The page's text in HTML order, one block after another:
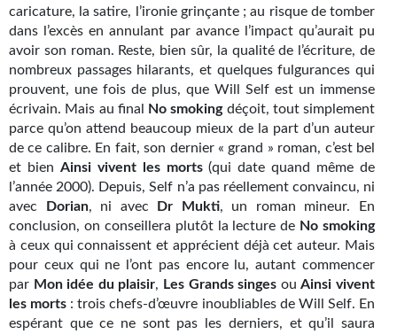
À paraître
Revue de presse
Récompenses
Newsletter
Le Bélial' sur Youtube
LE BLOG BIFROST
Tous les articles
La Bibliothèque orbitale
Journal d'un homme des bois
caricature, la satire, l’ironie grinçante ; au risque de tomber
dans l’excès en annulant par avance l’impact qu’aurait pu
avoir son roman. Reste, bien sûr, la qualité de l’écriture, de
nombreux passages hilarants, et quelques fulgurances qui
prouvent, une fois de plus, que Will Self est un immense
écrivain. Mais au final
No smokingdéçoit, tout simplement
parce qu’on attend beaucoup mieux de la part d’un auteur
de ce calibre. En fait, son dernier « grand » roman, c’est bel
et bien Ainsi vivent les morts(qui date quand même de
l’année 2000). Depuis, Self n’a pas réellement convaincu, ni
avec
Dorian, ni avec Dr Mukti, un roman mineur. En
conclusion, on conseillera plutôt la lecture de No smoking
à ceux qui connaissent et apprécient déjà cet auteur. Mais
pour ceux qui ne l’ont pas encore lu, autant commencer
par Mon idée du plaisir, Les Grands singes ouAinsi vivent
les morts : trois chefs-d’œuvre inoubliables de Will Self. En
espérant que ce ne sont pas les derniers, et qu’il saura